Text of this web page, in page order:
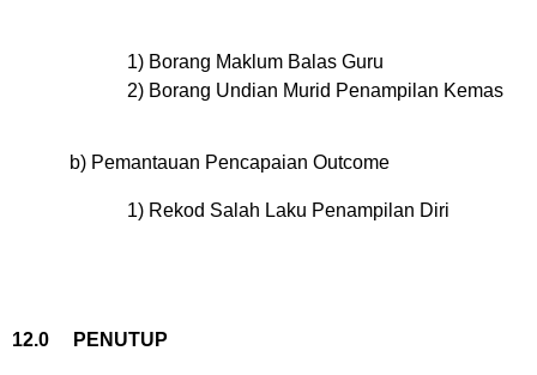
1) Borang Maklum Balas Guru
2) Borang Undian Murid Penampilan Kemas
b) Pemantauan Pencapaian Outcome
1) Rekod Salah Laku Penampilan Diri
12.0 PENUTUP